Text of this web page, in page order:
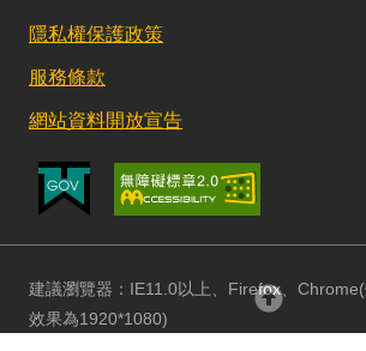
隱私權保護政策
服務條款
網站資料開放宣告
建議瀏覽器：IE11.0以上、Firefox、
效果為1920*1080)
回頂部